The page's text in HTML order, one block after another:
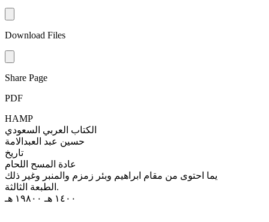
Download Files
Share Page
PDF
HAMP
الكتاب العربي السعودي
حسين عبد العبدالامة
تاریخ
عادة المسح اللحام
يما احتوى من مقام ابراهيم وبئر زمزم والمنبر وغير ذلك
الطبعة الثالثة.
١٤٠٠ هـ ۱۹۸۰۰ هـ